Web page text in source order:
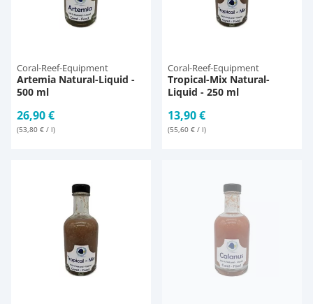
Coral-Reef-Equipment
Artemia Natural-Liquid -
500 ml
26,90 €
(53,80 € / l)
Coral-Reef-Equipment
Tropical-Mix Natural-
Liquid - 250 ml
13,90 €
(55,60 € / l)